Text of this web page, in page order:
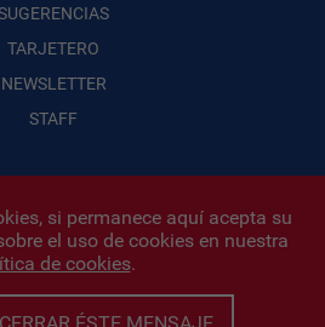
TARJETERO
NEWSLETTER
STAFF
S.A. · CUIT: 30710438486 |
de datos personales
Iñigo Biain
Google reCAPTCHA y con Políticas de
si permanece aquí acepta su
el uso de cookies en nuestra
de cookies.